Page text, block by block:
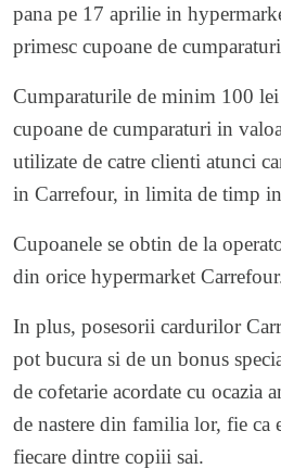
pana pe 17 aprilie in
primesc cupoane de
Cumparaturile de minim 100
cupoane de cumparaturi in
utilizate de catre clienti atunci
in Carrefour, in limita de timp
Cupoanele se obtin de la
din orice hypermarket
In plus, posesorii cardurilor
pot bucura si de un bonus
de cofetarie acordate cu ocazia
de nastere din familia lor, fie ca
fiecare dintre copiii sai.